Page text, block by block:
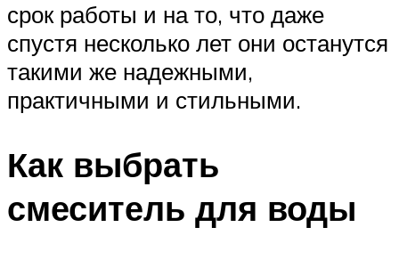
срок работы и на то, что даже
спустя несколько лет они останутся
такими же надежными,
практичными и стильными.
Как выбрать
смеситель для воды